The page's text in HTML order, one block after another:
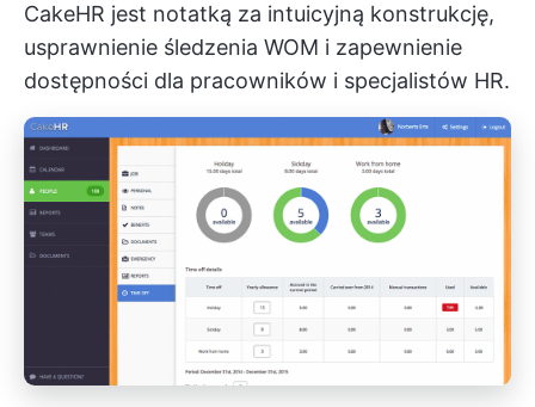
CakeHR jest notatką za intuicyjną konstrukcję,
usprawnienie śledzenia WOM i zapewnienie
dostępności dla pracowników i specjalistów HR.